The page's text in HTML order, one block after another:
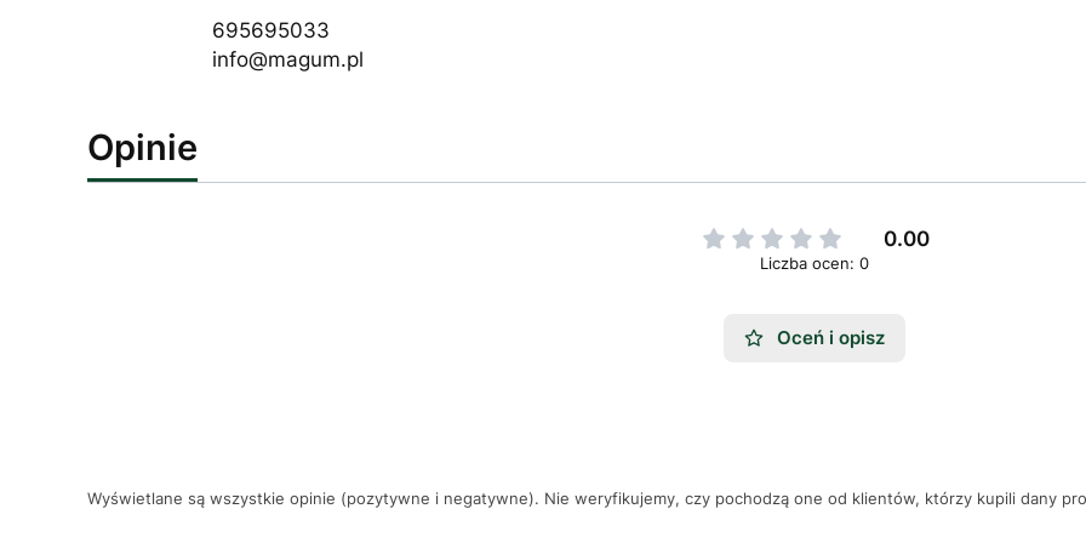
695695033
info@magum.pl
Opinie
0.00
Liczba ocen: 0
Oceń i opisz
Wyświetlane są wszystkie opinie (pozytywne i negatywne). Nie weryfikujemy, czy pochodzą one od klientów, którzy kupili dany